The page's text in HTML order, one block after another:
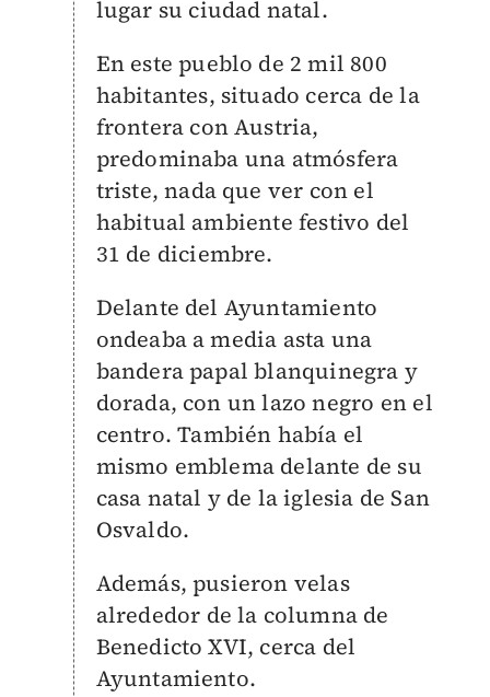
lugar su ciudad natal.
En este pueblo de 2 mil 800
habitantes, situado cerca de la
frontera con Austria,
predominaba una atmósfera
triste, nada que ver con el
habitual ambiente festivo del
31 de diciembre.
Delante del Ayuntamiento
ondeaba a media asta una
bandera papal blanquinegra y
dorada, con un lazo negro en el
centro. También había el
mismo emblema delante de su
casa natal y de la iglesia de San
Osvaldo.
Además, pusieron velas
alrededor de la columna de
Benedicto XVI, cerca del
Ayuntamiento.